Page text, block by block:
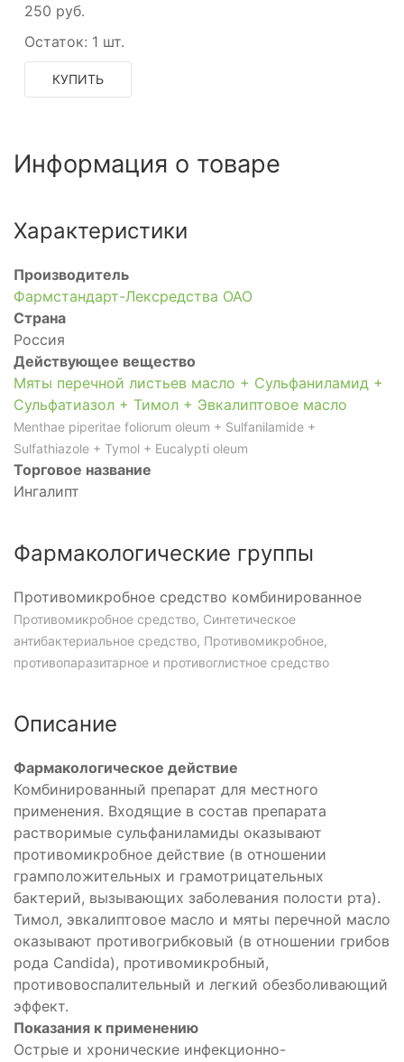
250 руб.
Остаток: 1 шт.
КУПИТЬ
Информация о товаре
Характеристики
Производитель
Фармстандарт-Лексредства ОАО
Страна
Россия
Действующее вещество
Мяты перечной листьев масло + Сульфаниламид +
Сульфатиазол + Тимол + Эвкалиптовое масло
Menthae piperitae foliorum oleum + Sulfanilamide +
Sulfathiazole + Tymol + Eucalypti oleum
Торговое название
Ингалипт
Фармакологические группы
Противомикробное средство комбинированное
Противомикробное средство, Синтетическое
антибактериальное средство, Противомикробное,
противопаразитарное и противоглистное средство
Описание
Фармакологическое действие
Комбинированный препарат для местного
применения. Входящие в состав препарата
растворимые сульфаниламиды оказывают
противомикробное действие (в отношении
грамположительных и грамотрицательных
бактерий, вызывающих заболевания полости рта).
Тимол, эвкалиптовое масло и мяты перечной масло
оказывают противогрибковый (в отношении грибов
рода Candida), противомикробный,
противовоспалительный и легкий обезболивающий
эффект.
Показания к применению
Острые и хронические инфекционно-